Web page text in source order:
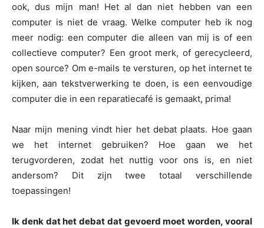
ook, dus mijn man! Het al dan niet hebben van een
computer is niet de vraag. Welke computer heb ik nog
meer nodig: een computer die alleen van mij is of een
collectieve computer? Een groot merk, of gerecycleerd,
open source? Om e-mails te versturen, op het internet te
kijken, aan tekstverwerking te doen, is een eenvoudige
computer die in een reparatiecafé is gemaakt, prima!
Naar mijn mening vindt hier het debat plaats. Hoe gaan
we het internet gebruiken? Hoe gaan we het
terugvorderen, zodat het nuttig voor ons is, en niet
andersom? Dit zijn twee totaal verschillende
toepassingen!
Ik denk dat het debat dat gevoerd moet worden, vooral